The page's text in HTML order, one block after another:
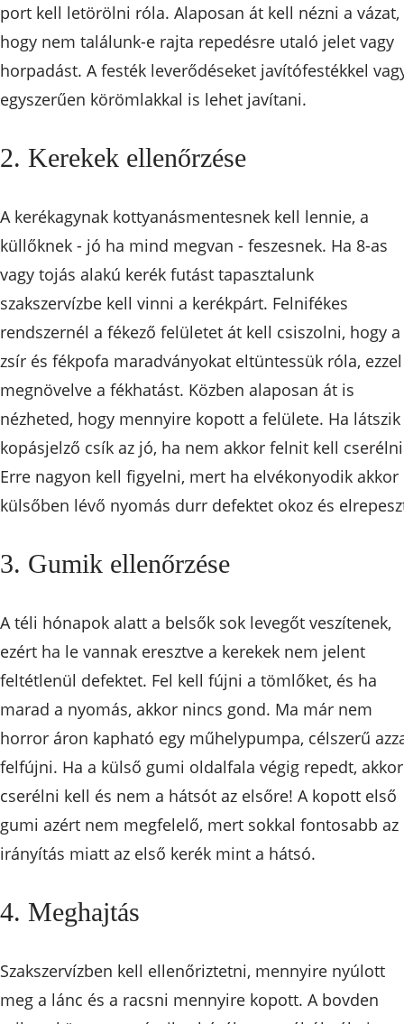
port kell letörölni róla. Alaposan át kell nézni a vázat,
hogy nem találunk-e rajta repedésre utaló jelet vagy
horpadást. A festék leverődéseket javítófestékkel
egyszerűen körömlakkal is lehet javítani.
2. Kerekek ellenőrzése
A kerékagynak kottyanásmentesnek kell lennie, a
küllőknek - jó ha mind megvan - feszesnek. Ha 8-as
vagy tojás alakú kerék futást tapasztalunk
szakszervízbe kell vinni a kerékpárt. Felnifékes
rendszernél a fékező felületet át kell csiszolni, hogy a
zsír és fékpofa maradványokat eltüntessük róla, ezzel
megnövelve a fékhatást. Közben alaposan át is
nézheted, hogy mennyire kopott a felülete. Ha látszik
kopásjelző csík az jó, ha nem akkor felnit kell
Erre nagyon kell figyelni, mert ha elvékonyodik akkor
külsőben lévő nyomás durr defektet okoz és
3. Gumik ellenőrzése
A téli hónapok alatt a belsők sok levegőt veszítenek,
ezért ha le vannak eresztve a kerekek nem jelent
feltétlenül defektet. Fel kell fújni a tömlőket, és ha
marad a nyomás, akkor nincs gond. Ma már nem
horror áron kapható egy műhelypumpa, célszerű
felfújni. Ha a külső gumi oldalfala végig repedt, akkor
cserélni kell és nem a hátsót az elsőre! A kopott első
gumi azért nem megfelelő, mert sokkal fontosabb az
irányítás miatt az első kerék mint a hátsó.
4. Meghajtás
Szakszervízben kell ellenőriztetni, mennyire nyúlott
meg a lánc és a racsni mennyire kopott. A bovden